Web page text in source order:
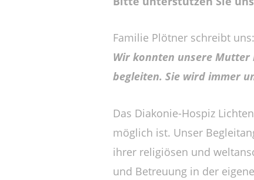
Familie Plötner schreibt uns:
Wir konnten unsere
begleiten. Sie wird immer
Das Diakonie-Hospiz
möglich ist. Unser
ihrer religiösen und
und Betreuung in der